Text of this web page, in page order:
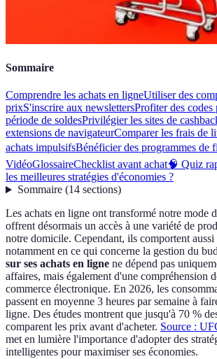
Sommaire
Comprendre les achats en ligneUtiliser des
prixS'inscrire aux newslettersProfiter des codes
période de soldesPrivilégier les sites de
extensions de navigateurComparer les frais de
achats impulsifsBénéficier des programmes de
VidéoGlossaireChecklist avant achat🧠 Quiz
les meilleures stratégies d'économies ?
Sommaire(14 sections)
Les achats en ligne ont transformé notre mode
offrent désormais un accès à une variété de
notre domicile. Cependant, ils comportent aussi
notamment en ce qui concerne la gestion du
sur ses achats en ligne ne dépend pas
affaires, mais également d'une compréhension
commerce électronique. En 2026, les
passent en moyenne 3 heures par semaine à
ligne. Des études montrent que jusqu'à 70 %
comparent les prix avant d'acheter. Source :
met en lumière l'importance d'adopter des
intelligentes pour maximiser ses économies.